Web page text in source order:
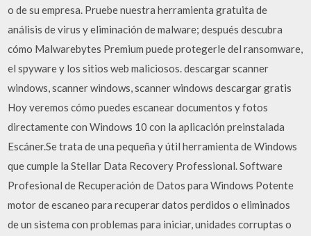
o de su empresa. Pruebe nuestra herramienta gratuita de
análisis de virus y eliminación de malware; después descubra
cómo Malwarebytes Premium puede protegerle del ransomware,
el spyware y los sitios web maliciosos. descargar scanner
windows, scanner windows, scanner windows descargar gratis
Hoy veremos cómo puedes escanear documentos y fotos
directamente con Windows 10 con la aplicación preinstalada
Escáner.Se trata de una pequeña y útil herramienta de Windows
que cumple la Stellar Data Recovery Professional. Software
Profesional de Recuperación de Datos para Windows Potente
motor de escaneo para recuperar datos perdidos o eliminados
de un sistema con problemas para iniciar, unidades corruptas o